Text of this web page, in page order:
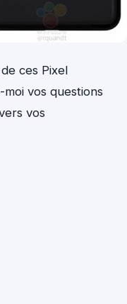
ces Pixel
vos questions
vos